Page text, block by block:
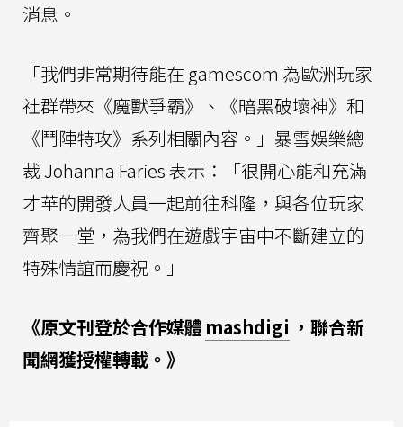
消息。
「我們非常期待能在 gamescom 為歐洲玩家
社群帶來《魔獸爭霸》、《暗黑破壞神》和
《鬥陣特攻》系列相關內容。」暴雪娛樂總
裁 Johanna Faries 表示：「很開心能和充滿
才華的開發人員一起前往科隆，與各位玩家
齊聚一堂，為我們在遊戲宇宙中不斷建立的
特殊情誼而慶祝。」
《原文刊登於合作媒體 mashdigi ，聯合新
聞網獲授權轉載。》